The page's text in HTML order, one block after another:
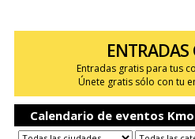
ENTRADAS
Entradas gratis para tus
Únete gratis sólo con tu
Calendario de eventos